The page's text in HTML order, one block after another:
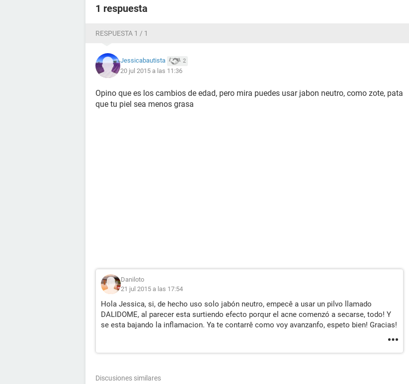
1 respuesta
RESPUESTA 1 / 1
Jessicabautista 2
20 jul 2015 a las 11:36
Opino que es los cambios de edad, pero mira puedes usar jabon neutro, como zote, pata
que tu piel sea menos grasa
Daniloto
21 jul 2015 a las 17:54
Hola Jessica, si, de hecho uso solo jabón neutro, empecê a usar un pilvo llamado
DALIDOME, al parecer esta surtiendo efecto porqur el acne comenzó a secarse, todo! Y
se esta bajando la inflamacion. Ya te contarrê como voy avanzanfo, espeto bien! Gracias!
Discusiones similares